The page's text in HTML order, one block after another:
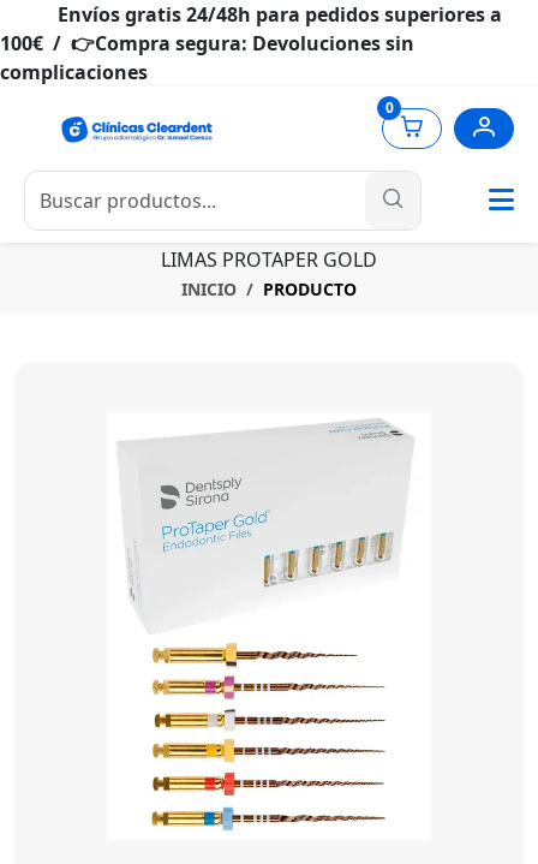
Envíos gratis 24/48h para pedidos superiores a
100€ / 👉Compra segura: Devoluciones sin
complicaciones
0
LIMAS PROTAPER GOLD
INICIO PRODUCTO